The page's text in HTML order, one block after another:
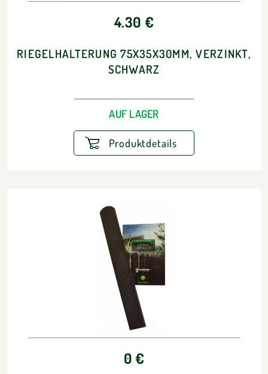
4.30 €
RIEGELHALTERUNG 75X35X30MM, VERZINKT,
SCHWARZ
AUF LAGER
Produktdetails
0 €